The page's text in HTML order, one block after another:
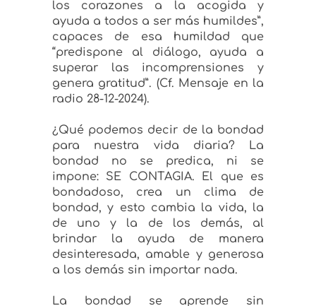
los corazones a la acogida y
ayuda a todos a ser más humildes”,
capaces de esa humildad que
“predispone al diálogo, ayuda a
superar las incomprensiones y
genera gratitud”. (Cf. Mensaje en la
radio 28-12-2024).
¿Qué podemos decir de la bondad
para nuestra vida diaria? La
bondad no se predica, ni se
impone: SE CONTAGIA. El que es
bondadoso, crea un clima de
bondad, y esto cambia la vida, la
de uno y la de los demás, al
brindar la ayuda de manera
desinteresada, amable y generosa
a los demás sin importar nada.
La bondad se aprende sin